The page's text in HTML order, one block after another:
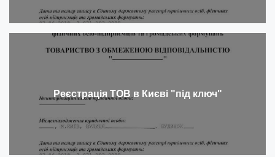
Реєстрація ТОВ в Києві "під ключ"